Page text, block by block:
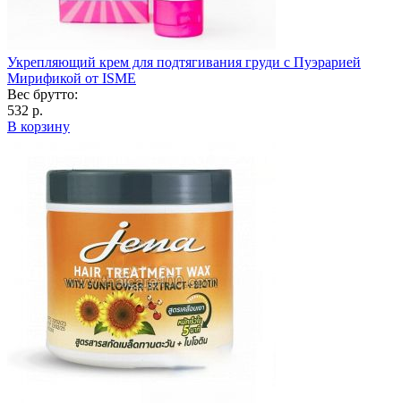
Укрепляющий крем для подтягивания груди с Пуэрарией
Мирификой от ISME
Вес брутто:
532 р.
В корзину